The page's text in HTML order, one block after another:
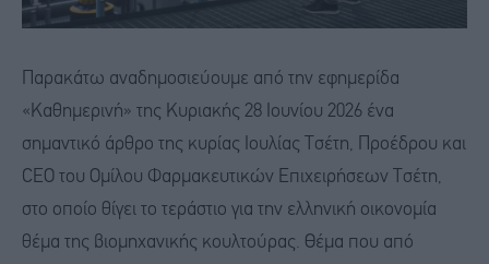
Παρακάτω αναδημοσιεύουμε από την εφημερίδα
«Καθημερινή» της Κυριακής 28 Ιουνίου 2026 ένα
σημαντικό άρθρο της κυρίας Ιουλίας Τσέτη, Προέδρου και
CEO του Ομίλου Φαρμακευτικών Επιχειρήσεων Τσέτη,
στο οποίο θίγει το τεράστιο για την ελληνική οικονομία
θέμα της βιομηχανικής κουλτούρας. Θέμα που από